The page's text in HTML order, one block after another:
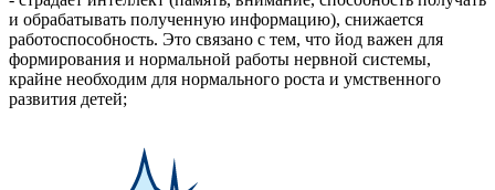
и обрабатывать полученную информацию), снижается
работоспособность. Это связано с тем, что йод важен для
формирования и нормальной работы нервной системы,
крайне необходим для нормального роста и умственного
развития детей;